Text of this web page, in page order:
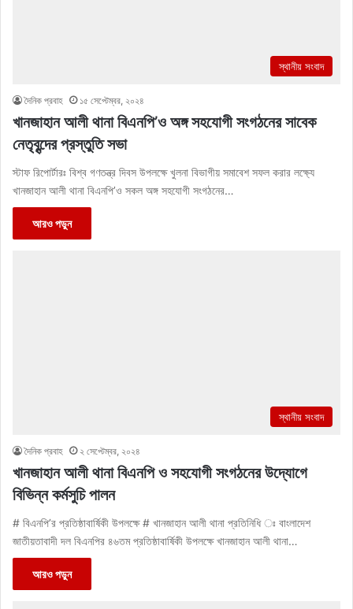
স্থানীয় সংবাদ
দৈনিক প্রবাহ ১৫ সেপ্টেম্বর, ২০২৪
খানজাহান আলী থানা বিএনপি’ও অঙ্গ সহযোগী সংগঠনের সাবেক
নেতৃবৃন্দের প্রস্তুতি সভা
স্টাফ রিপোর্টারঃ বিশ্ব গণতন্ত্র দিবস উপলক্ষে খুলনা বিভাগীয় সমাবেশ সফল করার লক্ষ্যে
খানজাহান আলী থানা বিএনপি’ও সকল অঙ্গ সহযোগী সংগঠনের…
আরও পড়ুন
স্থানীয় সংবাদ
দৈনিক প্রবাহ ২ সেপ্টেম্বর, ২০২৪
খানজাহান আলী থানা বিএনপি ও সহযোগী সংগঠনের উদ্যোগে
বিভিন্ন কর্মসুচি পালন
# বিএনপি’র প্রতিষ্ঠাবার্ষিকী উপলক্ষে # খানজাহান আলী থানা প্রতিনিধি ঃ বাংলাদেশ
জাতীয়তাবাদী দল বিএনপির ৪৬তম প্রতিষ্ঠাবার্ষিকী উপলক্ষে খানজাহান আলী থানা…
আরও পড়ুন